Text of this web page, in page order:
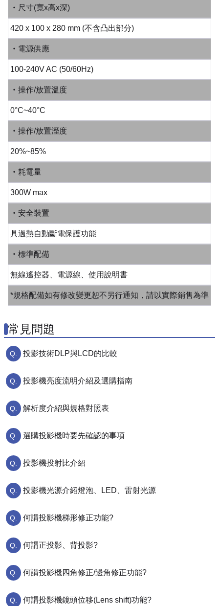
‧尺寸(寬x高x深)
420 x 100 x 280 mm (不含凸出部分)
‧電源供應
100-240V AC (50/60Hz)
‧操作/放置溫度
0°C~40°C
‧操作/放置溼度
20%~85%
‧耗電量
300W max
‧安全裝置
具過熱自動斷電保護功能
‧標準配備
無線遙控器、電源線、使用說明書
*規格配備如有修改變更恕不另行通知，請以實際銷售為準
常見問題
投影技術DLP與LCD的比較
投影機亮度流明介紹及選購指南
解析度介紹與規格對照表
選購投影機時要先確認的事項
投影機投射比介紹
投影機光源介紹燈泡、LED、雷射光源
何謂投影機梯形修正功能?
何謂正投影、背投影?
何謂投影機四角修正/邊角修正功能?
何謂投影機鏡頭位移(Lens shift)功能?